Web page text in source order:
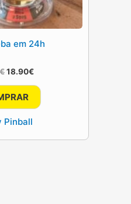
em 24h
€O
era:
19.90€.
18.90€O
atual
é:
18.90€.
Pinball